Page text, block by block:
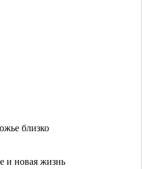
близко
и новая жизнь